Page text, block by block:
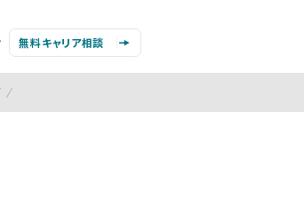
無料キャリア相談